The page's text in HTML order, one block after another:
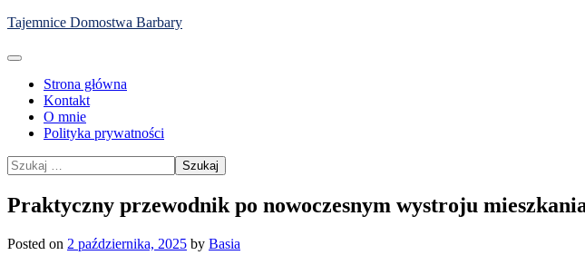
Skip
content
Tajemnice Domostwa Barbary
Strona główna
Kontakt
O mnie
Polityka prywatności
Szukaj:
Praktyczny przewodnik po nowoczesnym wystroju
Posted on 2 października, 2025 by Basia